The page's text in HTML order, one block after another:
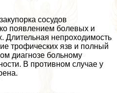
сосудов
появлением болевых и
Длительная непроходимость
трофических язв и полный
диагнозе больному
В противном случае у